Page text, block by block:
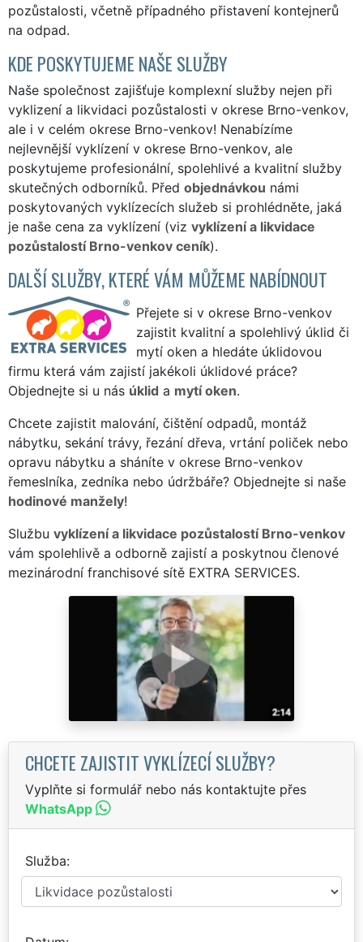
pozůstalosti, včetně případného přistavení kontejnerů
na odpad.
KDE POSKYTUJEME NAŠE SLUŽBY
Naše společnost zajišťuje komplexní služby nejen při
vyklizení a likvidaci pozůstalosti v okrese Brno-venkov,
ale i v celém okrese Brno-venkov! Nenabízíme
nejlevnější vyklízení v okrese Brno-venkov, ale
poskytujeme profesionální, spolehlivé a kvalitní služby
skutečných odborníků. Před objednávkou námi
poskytovaných vyklízecích služeb si prohlédněte, jaká
je naše cena za vyklízení (viz vyklízení a likvidace
pozůstalostí Brno-venkov ceník).
DALŠÍ SLUŽBY, KTERÉ VÁM MŮŽEME NABÍDNOUT
Přejete si v okrese Brno-venkov
zajistit kvalitní a spolehlivý úklid či
mytí oken a hledáte úklidovou
firmu která vám zajistí jakékoli úklidové práce?
Objednejte si u nás úklid a mytí oken.
Chcete zajistit malování, čištění odpadů, montáž
nábytku, sekání trávy, řezání dřeva, vrtání poliček nebo
opravu nábytku a sháníte v okrese Brno-venkov
řemeslníka, zedníka nebo údržbáře? Objednejte si naše
hodinové manžely!
Službu vyklízení a likvidace pozůstalostí Brno-venkov
vám spolehlivě a odborně zajistí a poskytnou členové
mezinárodní franchisové sítě EXTRA SERVICES.
CHCETE ZAJISTIT VYKLÍZECÍ SLUŽBY?
Vyplňte si formulář nebo nás kontaktujte přes
WhatsApp
Služba